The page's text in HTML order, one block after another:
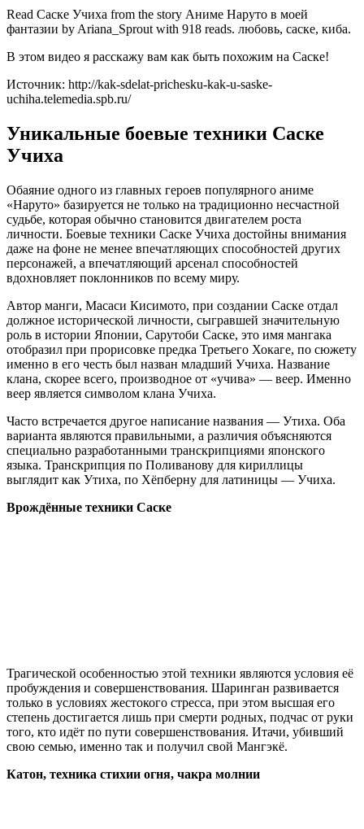
Read Саске Учиха from the story Аниме Наруто в моей
фантазии by Ariana_Sprout with 918 reads. любовь, саске, киба.
В этом видео я расскажу вам как быть похожим на Саске!
Источник: http://kak-sdelat-prichesku-kak-u-saske-
uchiha.telemedia.spb.ru/
Уникальные боевые техники Саске
Учиха
Обаяние одного из главных героев популярного аниме
«Наруто» базируется не только на традиционно несчастной
судьбе, которая обычно становится двигателем роста
личности. Боевые техники Саске Учиха достойны внимания
даже на фоне не менее впечатляющих способностей других
персонажей, а впечатляющий арсенал способностей
вдохновляет поклонников по всему миру.
Автор манги, Масаси Кисимото, при создании Саске отдал
должное исторической личности, сыгравшей значительную
роль в истории Японии, Сарутоби Саске, это имя мангака
отобразил при прорисовке предка Третьего Хокаге, по сюжету
именно в его честь был назван младший Учиха. Название
клана, скорее всего, производное от «учива» — веер. Именно
веер является символом клана Учиха.
Часто встречается другое написание названия — Утиха. Оба
варианта являются правильными, а различия объясняются
специально разработанными транскрипциями японского
языка. Транскрипция по Поливанову для кириллицы
выглядит как Утиха, по Хёпберну для латиницы — Учиха.
Врождённые техники Саске
Трагической особенностью этой техники являются условия её
пробуждения и совершенствования. Шаринган развивается
только в условиях жестокого стресса, при этом высшая его
степень достигается лишь при смерти родных, подчас от руки
того, кто идёт по пути совершенствования. Итачи, убивший
свою семью, именно так и получил свой Мангэкё.
Катон, техника стихии огня, чакра молнии